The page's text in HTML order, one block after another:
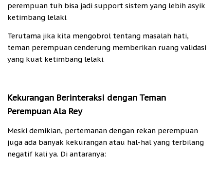
perempuan tuh bisa jadi support sistem yang lebih asyik
ketimbang lelaki.
Terutama jika kita mengobrol tentang masalah hati,
teman perempuan cenderung memberikan ruang validasi
yang kuat ketimbang lelaki.
Kekurangan Berinteraksi dengan Teman
Perempuan Ala Rey
Meski demikian, pertemanan dengan rekan perempuan
juga ada banyak kekurangan atau hal-hal yang terbilang
negatif kali ya. Di antaranya: